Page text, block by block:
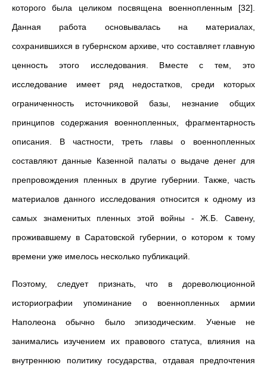
которого была целиком посвящена военнопленным [32].
Данная работа основывалась на материалах,
сохранившихся в губернском архиве, что составляет главную
ценность этого исследования. Вместе с тем, это
исследование имеет ряд недостатков, среди которых
ограниченность источниковой базы, незнание общих
принципов содержания военнопленных, фрагментарность
описания. В частности, треть главы о военнопленных
составляют данные Казенной палаты о выдаче денег для
препровождения пленных в другие губернии. Также, часть
материалов данного исследования относится к одному из
самых знаменитых пленных этой войны - Ж.Б. Савену,
проживавшему в Саратовской губернии, о котором к тому
времени уже имелось несколько публикаций.
Поэтому, следует признать, что в дореволюционной
историографии упоминание о военнопленных армии
Наполеона обычно было эпизодическим. Ученые не
занимались изучением их правового статуса, влияния на
внутреннюю политику государства, отдавая предпочтения